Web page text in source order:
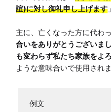
誼)に対し御礼申し上げます
主に、亡くなった方に代わ
合いをありがとうございま
も変わらず私たち家族をよ
ような意味合いで使用されま
例文